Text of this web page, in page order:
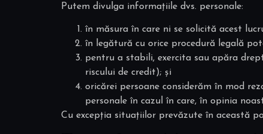
Putem divulga informațiile dvs. personale:
în măsura în care ni se solicită acest
în legătură cu orice procedură legală
pentru a stabili, exercita sau apăra
riscului de credit); și
oricărei persoane considerăm în mod
personale în cazul în care, în opinia
Cu excepția situațiilor prevăzute în această